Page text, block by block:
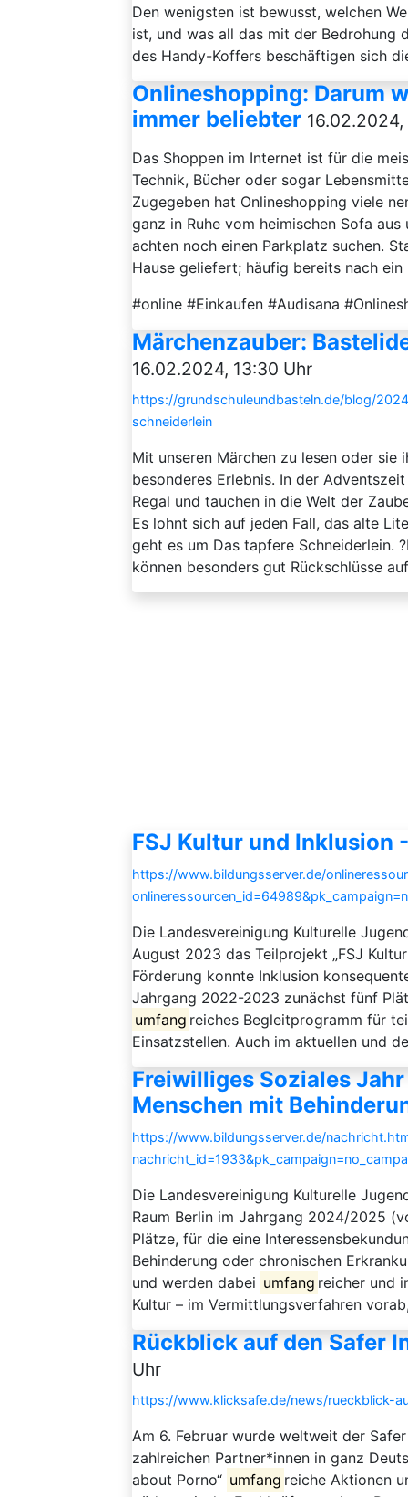
Den wenigsten ist bewusst, welchen
ist, und was all das mit der Bedrohung
des Handy-Koffers beschäftigen sich
Onlineshopping: Darum
immer beliebter
Das Shoppen im Internet ist für die
Technik, Bücher oder sogar
Zugegeben hat Onlineshopping viele
ganz in Ruhe vom heimischen Sofa
achten noch einen Parkplatz suchen.
Hause geliefert; häufig bereits nach
#online #Einkaufen #Audisana
Märchenzauber:
16.02.2024, 13:30 Uhr
https://grundschuleundbasteln.de/blog/
schneiderlein
Mit unseren Märchen zu lesen oder sie
besonderes Erlebnis. In der
Regal und tauchen in die Welt der
Es lohnt sich auf jeden Fall, das alte
geht es um Das tapfere Schneiderlein.
können besonders gut Rückschlüsse
FSJ Kultur und Inklusion
https://www.bildungsserver.de/
Die Landesvereinigung Kulturelle
August 2023 das Teilprojekt „FSJ
Förderung konnte Inklusion
Jahrgang 2022-2023 zunächst fünf
umfang reiches Begleitprogramm für
Einsatzstellen. Auch im aktuellen und
Freiwilliges Soziales
Menschen mit
https://www.bildungsserver.de/
Die Landesvereinigung Kulturelle
Raum Berlin im Jahrgang 2024/2025
Plätze, für die eine
Behinderung oder chronischen
und werden dabei umfang reicher und
Kultur – im Vermittlungsverfahren
Rückblick auf den Safer
Uhr
https://www.klicksafe.de/news/rueckblick-
Am 6. Februar wurde weltweit der
zahlreichen Partner*innen in ganz
about Porno“ umfang reiche Aktionen